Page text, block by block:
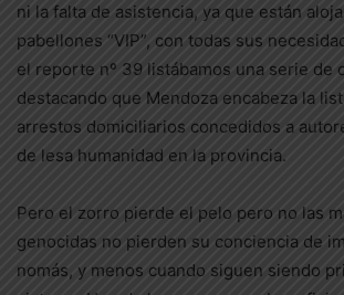
ni la falta de asistencia, ya que están
pabellones “VIP”, con todas sus
el reporte nº 39 listábamos una serie de
destacando que Mendoza encabeza la
arrestos domiciliarios concedidos a
de lesa humanidad en la provincia.
Pero el zorro pierde el pelo pero no las
genocidas no pierden su conciencia de
nomás, y menos cuando siguen siendo